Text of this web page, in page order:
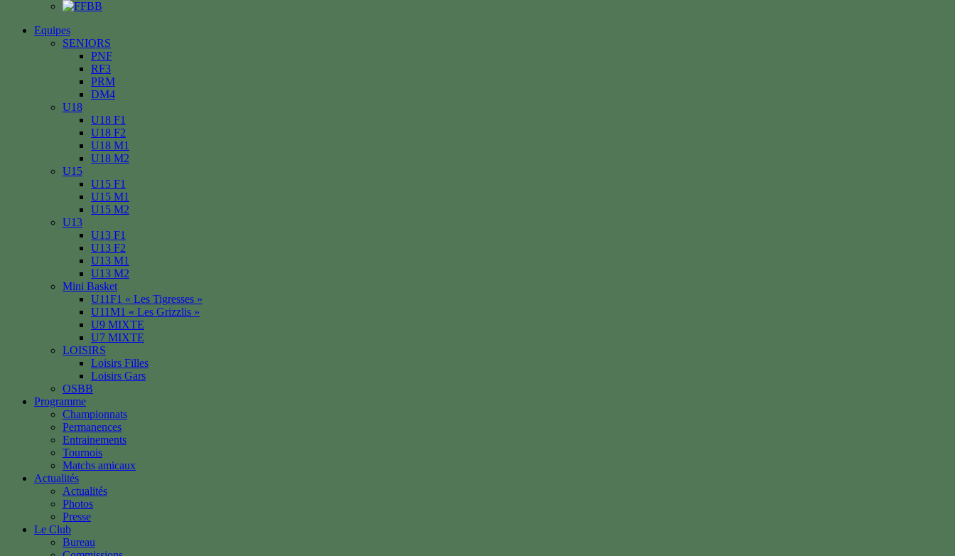
Equipes
SENIORS
PNF
RF3
PRM
DM4
U18
U18 F1
U18 F2
U18 M1
U18 M2
U15
U15 F1
U15 M1
U15 M2
U13
U13 F1
U13 F2
U13 M1
U13 M2
Mini Basket
U11F1 « Les Tigresses »
U11M1 « Les Grizzlis »
U9 MIXTE
U7 MIXTE
LOISIRS
Loisirs Filles
Loisirs Gars
OSBB
Programme
Championnats
Permanences
Entrainements
Tournois
Matchs amicaux
Actualités
Actualités
Photos
Presse
Le Club
Bureau